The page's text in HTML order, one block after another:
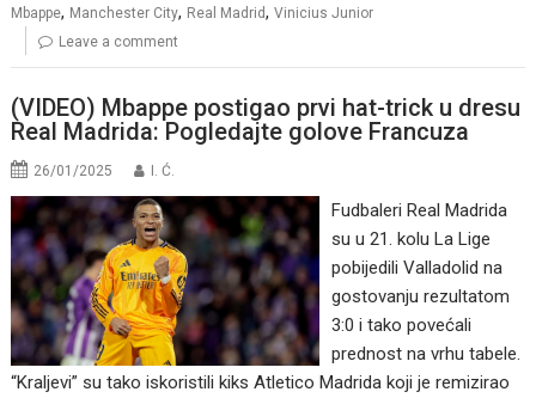
Mbappe, Manchester City, Real Madrid,Vinicius Junior
Leave a comment
(VIDEO) Mbappe postigao prvi hat-trick u dresu
Real Madrida: Pogledajte golove Francuza
26/01/2025 I. Ć.
Fudbaleri Real Madrida
su u 21. kolu La Lige
pobijedili Valladolid na
gostovanju rezultatom
3:0 i tako povećali
prednost na vrhu tabele.
“Kraljevi” su tako iskoristili kiks Atletico Madrida koji je remizirao